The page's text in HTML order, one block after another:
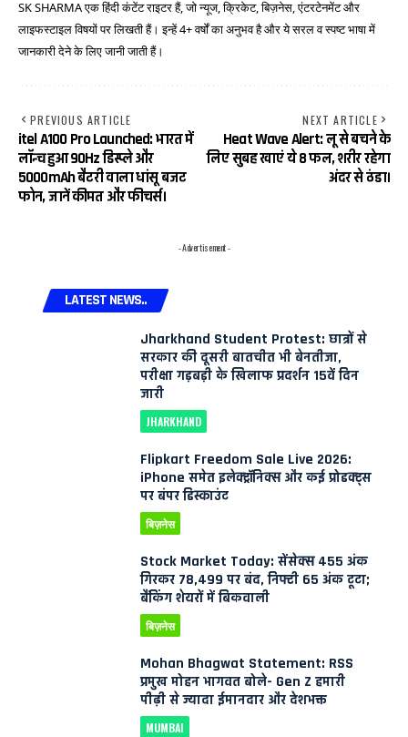
SK SHARMA एक हिंदी कंटेंट राइटर हैं, जो न्यूज, क्रिकेट, बिज़नेस, एंटरटेनमेंट और
लाइफस्टाइल विषयों पर लिखती हैं। इन्हें 4+ वर्षों का अनुभव है और ये सरल व स्पष्ट भाषा में
जानकारी देने के लिए जानी जाती हैं।
PREVIOUS ARTICLE
itel A100 Pro Launched: भारत में
लॉन्च हुआ 90Hz डिस्प्ले और
5000mAh बैटरी वाला धांसू बजट
फोन, जानें कीमत और फीचर्स।
NEXT ARTICLE
Heat Wave Alert: लू से बचने के
लिए सुबह खाएं ये 8 फल, शरीर रहेगा
अंदर से ठंडा।
- Advertisement -
LATEST NEWS..
Jharkhand Student Protest: छात्रों से
सरकार की दूसरी बातचीत भी बेनतीजा,
परीक्षा गड़बड़ी के खिलाफ प्रदर्शन 15वें दिन
जारी
JHARKHAND
Flipkart Freedom Sale Live 2026:
iPhone समेत इलेक्ट्रॉनिक्स और कई प्रोडक्ट्स
पर बंपर डिस्काउंट
बिज़नेस
Stock Market Today: सेंसेक्स 455 अंक
गिरकर 78,499 पर बंद, निफ्टी 65 अंक टूटा;
बैंकिंग शेयरों में बिकवाली
बिज़नेस
Mohan Bhagwat Statement: RSS
प्रमुख मोहन भागवत बोले- Gen Z हमारी
पीढ़ी से ज्यादा ईमानदार और देशभक्त
MUMBAI